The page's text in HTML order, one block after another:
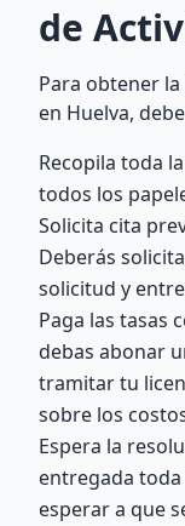
de
Para obtener
en Huelva,
Recopila toda
todos los
Solicita cita
Deberás
solicitud y
Paga las tasas
debas abonar
tramitar tu
sobre los
Espera la
entregada
esperar a que